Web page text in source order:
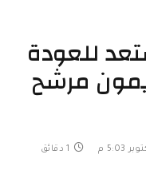
للعودة
مرشح
1 دقائق